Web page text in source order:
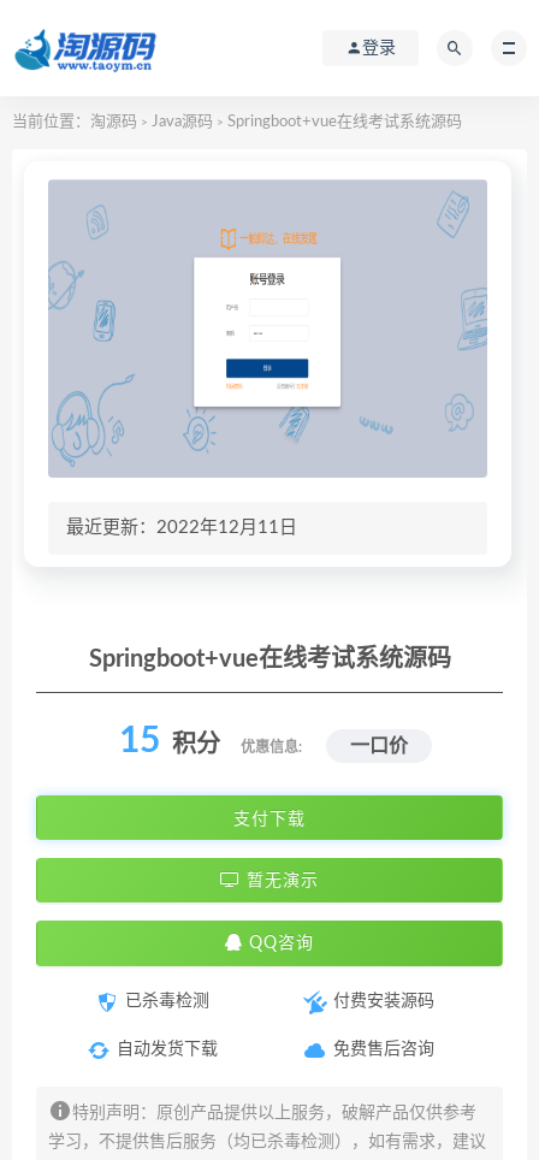
登录
当前位置： 淘源码 > Java源码 > Springboot+vue在线考试系统源码
最近更新：2022年12月11日
Springboot+vue在线考试系统源码
15 积分 优惠信息: 一口价
支付下载
暂无演示
QQ咨询
已杀毒检测
自动发货下载
付费安装源码
免费售后咨询
特别声明：原创产品提供以上服务，破解产品仅供参考
学习，不提供售后服务（均已杀毒检测），如有需求，建议